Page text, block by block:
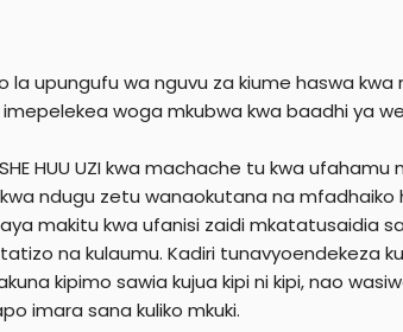
upungufu wa nguvu za kiume haswa kwa
woga mkubwa kwa baadhi ya
HUU UZI kwa machache tu kwa ufahamu
ndugu zetu wanaokutana na mfadhaiko
makitu kwa ufanisi zaidi mkatatusaidia
na kulaumu. Kadiri tunavyoendekeza
kipimo sawia kujua kipi ni kipi, nao
imara sana kuliko mkuki.